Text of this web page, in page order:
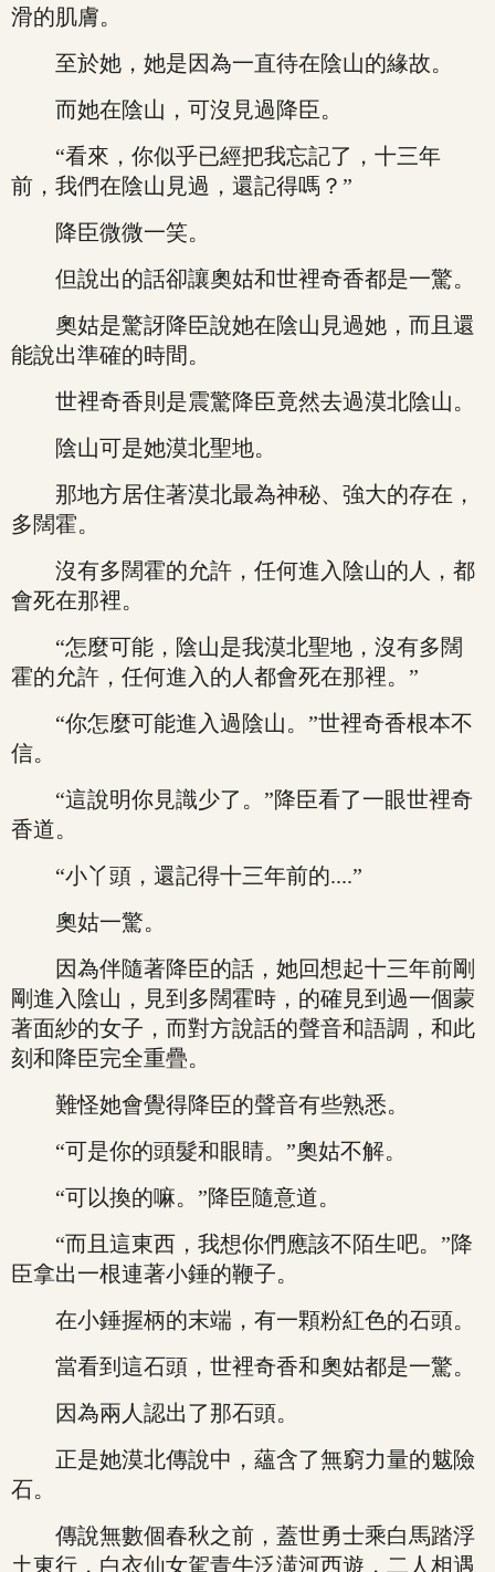
滑的肌膚。
至於她，她是因為一直待在陰山的緣故。
而她在陰山，可沒見過降臣。
“看來，你似乎已經把我忘記了，十三年
前，我們在陰山見過，還記得嗎？”
降臣微微一笑。
但說出的話卻讓奧姑和世裡奇香都是一驚。
奧姑是驚訝降臣說她在陰山見過她，而且還
能說出準確的時間。
世裡奇香則是震驚降臣竟然去過漠北陰山。
陰山可是她漠北聖地。
那地方居住著漠北最為神秘、強大的存在，
多闊霍。
沒有多闊霍的允許，任何進入陰山的人，都
會死在那裡。
“怎麼可能，陰山是我漠北聖地，沒有多闊
霍的允許，任何進入的人都會死在那裡。”
“你怎麼可能進入過陰山。”世裡奇香根本不
信。
“這說明你見識少了。”降臣看了一眼世裡奇
香道。
“小丫頭，還記得十三年前的....”
奧姑一驚。
因為伴隨著降臣的話，她回想起十三年前剛
剛進入陰山，見到多闊霍時，的確見到過一個蒙
著面紗的女子，而對方說話的聲音和語調，和此
刻和降臣完全重疊。
難怪她會覺得降臣的聲音有些熟悉。
“可是你的頭髮和眼睛。”奧姑不解。
“可以換的嘛。”降臣隨意道。
“而且這東西，我想你們應該不陌生吧。”降
臣拿出一根連著小錘的鞭子。
在小錘握柄的末端，有一顆粉紅色的石頭。
當看到這石頭，世裡奇香和奧姑都是一驚。
因為兩人認出了那石頭。
正是她漠北傳說中，蘊含了無窮力量的魃險
石。
傳說無數個春秋之前，蓋世勇士乘白馬踏浮
土東行，白衣仙女駕青牛泛潢河西遊，二人相遇